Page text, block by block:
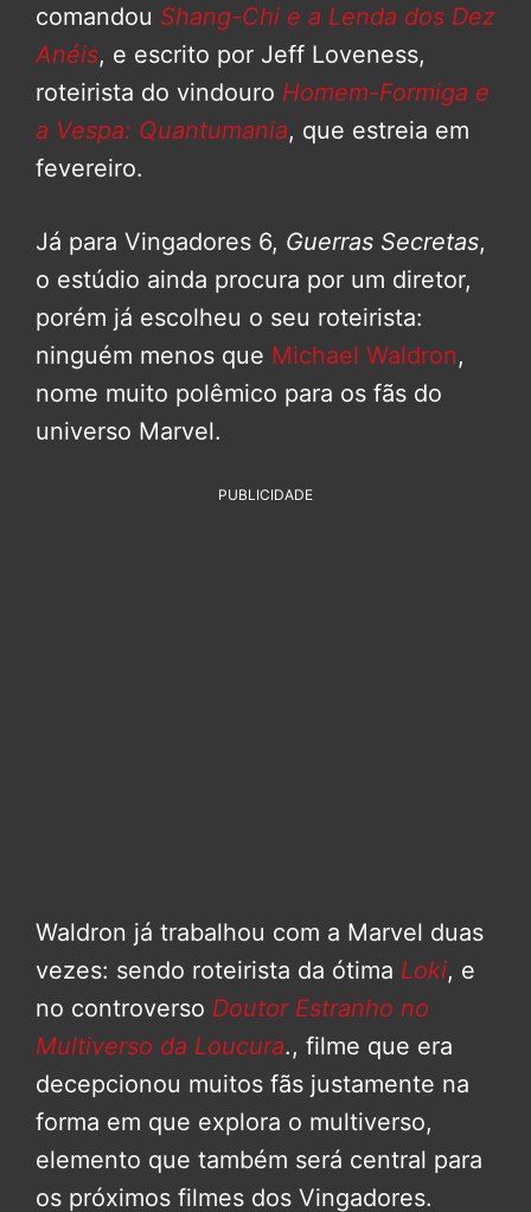
comandou Shang-Chi e a Lenda dos Dez
Anéis, e escrito por Jeff Loveness,
roteirista do vindouro Homem-Formiga e
a Vespa: Quantumania, que estreia em
fevereiro.
Já para Vingadores 6, Guerras Secretas,
o estúdio ainda procura por um diretor,
porém já escolheu o seu roteirista:
ninguém menos que Michael Waldron,
nome muito polêmico para os fãs do
universo Marvel.
PUBLICIDADE
Waldron já trabalhou com a Marvel duas
vezes: sendo roteirista da ótima Loki, e
no controverso Doutor Estranho no
Multiverso da Loucura., filme que era
decepcionou muitos fãs justamente na
forma em que explora o multiverso,
elemento que também será central para
os próximos filmes dos Vingadores.